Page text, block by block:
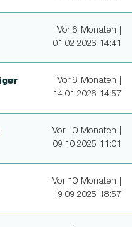
Vor 6 Monaten |
01.02.2026 14:41
Vor 6 Monaten |
14.01.2026 14:57
Vor 10 Monaten |
09.10.2025 11:01
Vor 10 Monaten |
19.09.2025 18:57